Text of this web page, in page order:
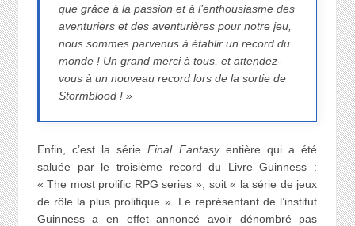
que grâce à la passion et à l’enthousiasme des
aventuriers et des aventurières pour notre jeu,
nous sommes parvenus à établir un record du
monde ! Un grand merci à tous, et attendez-
vous à un nouveau record lors de la sortie de
Stormblood ! »
Enfin, c’est la sérieFinal Fantasyentière qui a été
saluée par le troisième record du Livre Guinness :
« The most prolific RPG series », soit « la série de jeux
de rôle la plus prolifique ». Le représentant de l’institut
Guinness a en effet annoncé avoir dénombré pas